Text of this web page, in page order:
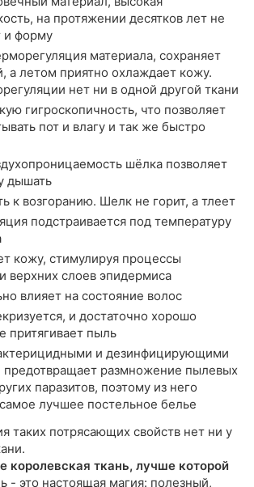
на протяжении десятков лет не
и форму
материала, сохраняет
а летом приятно охлаждает кожу.
нет ни в одной другой ткани
гигроскопичность, что позволяет
пот и влагу и так же быстро
шёлка позволяет
дышать
к возгоранию. Шелк не горит, а тлеет
подстраивается под температуру
кожу, стимулируя процессы
верхних слоев эпидермиса
влияет на состояние волос
и достаточно хорошо
притягивает пыль
и дезинфицирующими
предотвращает размножение пылевых
паразитов, поэтому из него
лучшее постельное белье
таких потрясающих свойств нет ни у
королевская ткань, лучше которой
- это настоящая магия: полезный,